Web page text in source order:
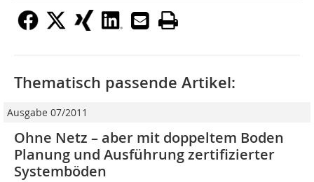
Thematisch passende Artikel:
Ausgabe 07/2011
Ohne Netz – aber mit doppeltem Boden
Planung und Ausführung zertifizierter
Systemböden